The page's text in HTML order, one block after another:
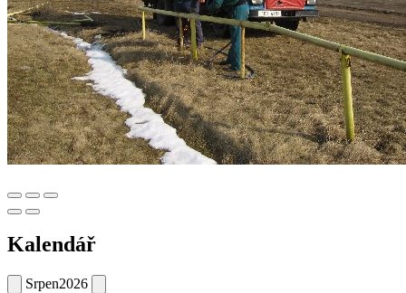
Kalendář
Srpen2026